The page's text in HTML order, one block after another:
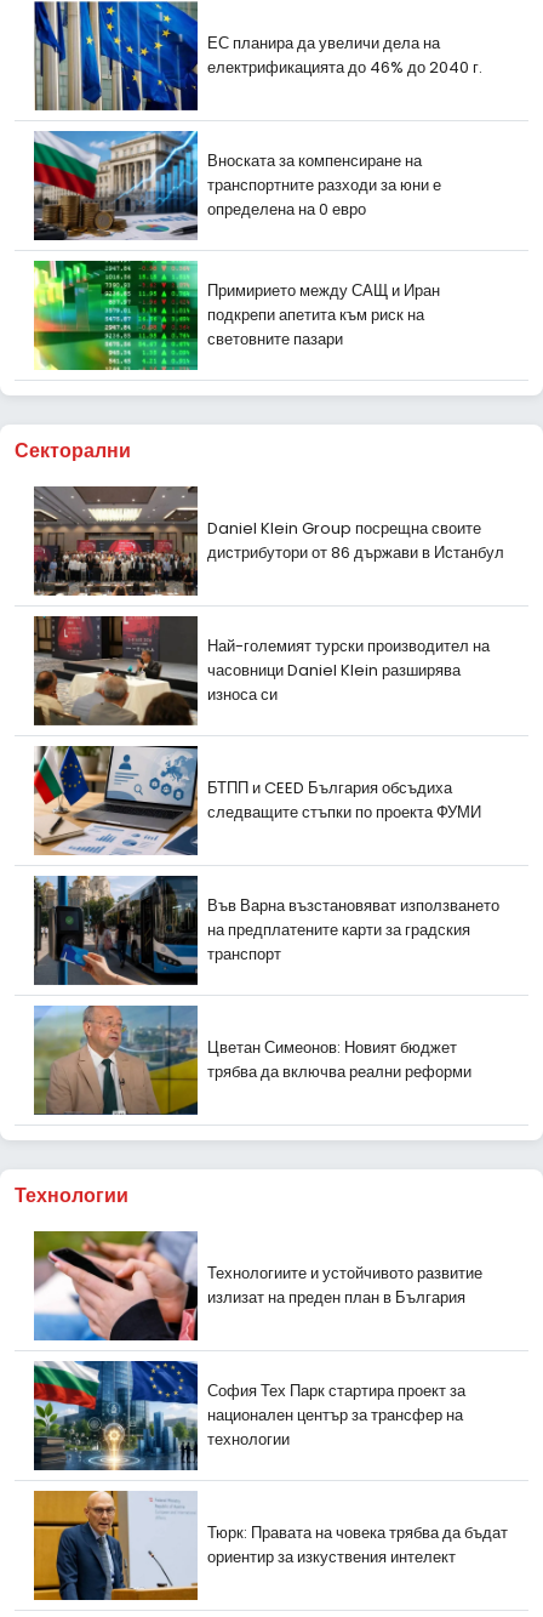
ЕС планира да увеличи дела на
електрификацията до 46% до 2040 г.
Вноската за компенсиране на
транспортните разходи за юни е
определена на 0 евро
Примирието между САЩ и Иран
подкрепи апетита към риск на
световните пазари
Секторални
Daniel Klein Group посрещна своите
дистрибутори от 86 държави в Истанбул
Най-големият турски производител на
часовници Daniel Klein разширява
износа си
БТПП и CEED България обсъдиха
следващите стъпки по проекта ФУМИ
Във Варна възстановяват използването
на предплатените карти за градския
транспорт
Цветан Симеонов: Новият бюджет
трябва да включва реални реформи
Технологии
Технологиите и устойчивото развитие
излизат на преден план в България
София Тех Парк стартира проект за
национален център за трансфер на
технологии
Тюрк: Правата на човека трябва да бъдат
ориентир за изкуствения интелект